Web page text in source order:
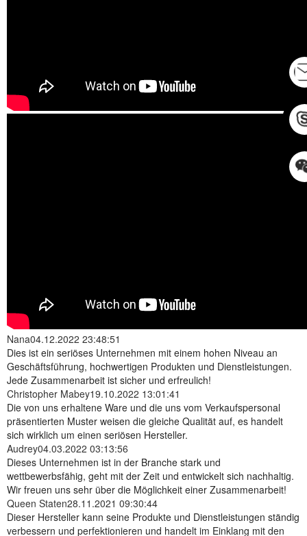
Nana04.12.2022 23:48:51
Dies ist ein seriöses Unternehmen mit einem hohen Niveau an
Geschäftsführung, hochwertigen Produkten und Dienstleistungen.
Jede Zusammenarbeit ist sicher und erfreulich!
Christopher Mabey19.10.2022 13:01:41
Die von uns erhaltene Ware und die uns vom Verkaufspersonal
präsentierten Muster weisen die gleiche Qualität auf, es handelt
sich wirklich um einen seriösen Hersteller.
Audrey04.03.2022 03:13:56
Dieses Unternehmen ist in der Branche stark und
wettbewerbsfähig, geht mit der Zeit und entwickelt sich nachhaltig.
Wir freuen uns sehr über die Möglichkeit einer Zusammenarbeit!
Queen Staten28.11.2021 09:30:44
Dieser Hersteller kann seine Produkte und Dienstleistungen ständig
verbessern und perfektionieren und handelt im Einklang mit den